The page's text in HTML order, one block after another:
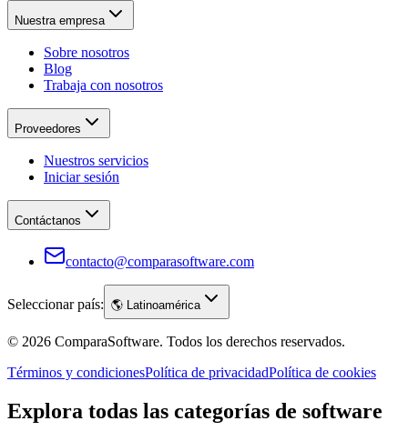
Nuestra empresa
Sobre nosotros
Blog
Trabaja con nosotros
Proveedores
Nuestros servicios
Iniciar sesión
Contáctanos
contacto@comparasoftware.com
Seleccionar país: 🌎 Latinoamérica
© 2026 ComparaSoftware. Todos los derechos reservados.
Términos y condicionesPolítica de privacidadPolítica de cookies
Explora todas las categorías de software